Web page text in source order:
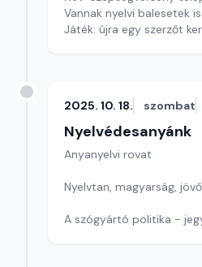
Vannak nyelvi balesetek is
Játék: újra egy szerzőt
2025. 10. 18. szombat
Nyelvédesanyánk
Anyanyelvi rovat
Nyelvtan, magyarság,
A szógyártó politika -